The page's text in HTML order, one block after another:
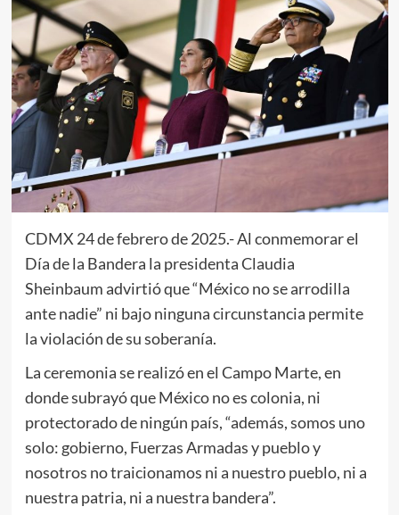
CDMX 24 de febrero de 2025.- Al conmemorar el
Día de la Bandera la presidenta Claudia
Sheinbaum advirtió que “México no se arrodilla
ante nadie” ni bajo ninguna circunstancia permite
la violación de su soberanía.
La ceremonia se realizó en el Campo Marte, en
donde subrayó que México no es colonia, ni
protectorado de ningún país, “además, somos uno
solo: gobierno, Fuerzas Armadas y pueblo y
nosotros no traicionamos ni a nuestro pueblo, ni a
nuestra patria, ni a nuestra bandera”.